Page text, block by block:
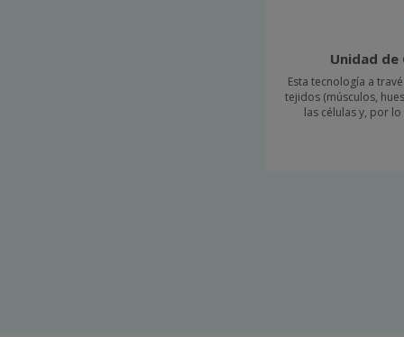
Unidad de
Esta tecnología a
tejidos (músculos,
las células y, por